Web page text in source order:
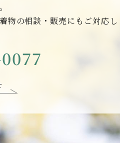
物の相談・販売にもご対応し